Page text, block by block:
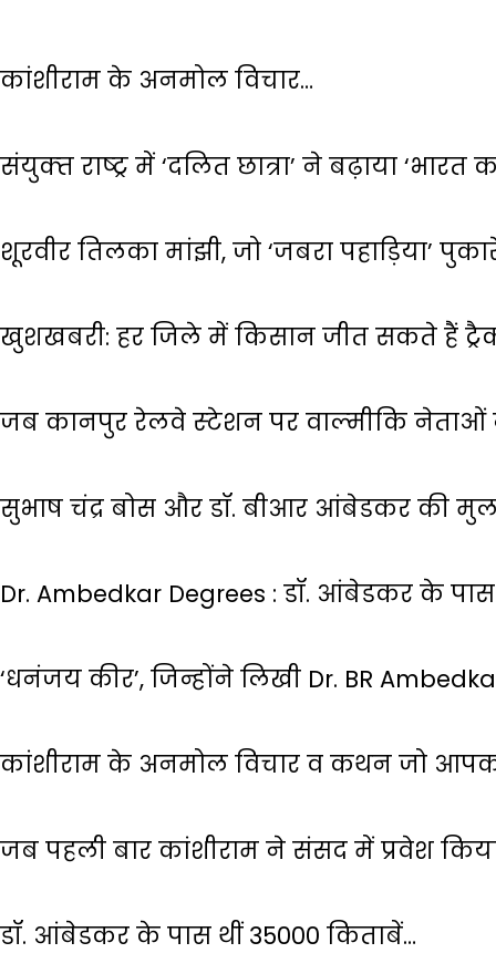
कांशीराम के अनमोल विचार…
संयुक्‍त राष्‍ट्र में ‘दलित छात्रा’ ने बढ़ाया ‘भारत
शूरवीर तिलका मांझी, जो ‘जबरा पहाड़िया’
खुशखबरी: हर जिले में किसान जीत सकते हैं
जब कानपुर रेलवे स्‍टेशन पर वाल्‍मीकि नेताओं ने
सुभाष चंद्र बोस और डॉ. बीआर आंबेडकर की
Dr. Ambedkar Degrees : डॉ. आंबेडकर के पास
‘धनंजय कीर’, जिन्होंने लिखी Dr. BR
कांशीराम के अनमोल विचार व कथन जो
जब पहली बार कांशीराम ने संसद में प्रवेश
डॉ. आंबेडकर के पास थीं 35000 किताबें…